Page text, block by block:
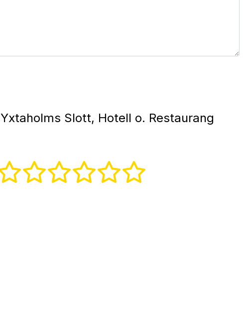
Yxtaholms Slott, Hotell o. Restaurang